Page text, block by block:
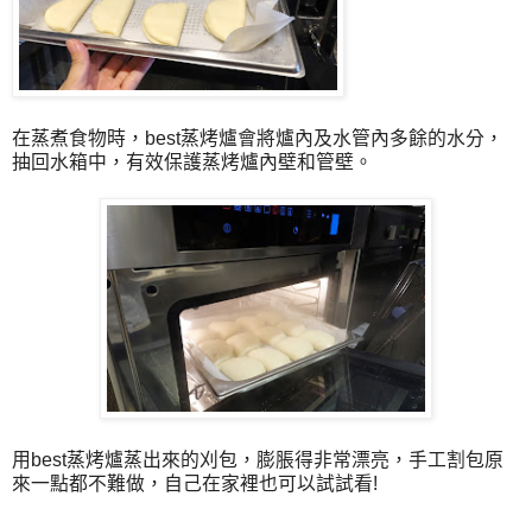
在蒸煮食物時，best蒸烤爐會將爐內及水管內多餘的水分，
抽回水箱中，有效保護蒸烤爐內壁和管壁。
用best蒸烤爐蒸出來的刈包，膨脹得非常漂亮，手工割包原
來一點都不難做，自己在家裡也可以試試看!